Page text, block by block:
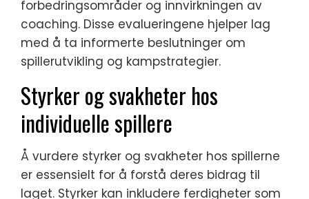
forbedringsområder og innvirkningen av
coaching. Disse evalueringene hjelper lag
med å ta informerte beslutninger om
spillerutvikling og kampstrategier.
Styrker og svakheter hos
individuelle spillere
Å vurdere styrker og svakheter hos spillerne
er essensielt for å forstå deres bidrag til
laget. Styrker kan inkludere ferdigheter som